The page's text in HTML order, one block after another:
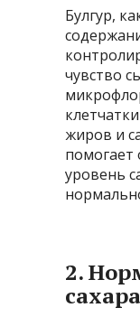
Булгур,
чувство
жиров и
помогает
уровень
2.